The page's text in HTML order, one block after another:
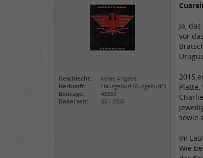
Geschlecht:
keine Angabe
Herkunft:
Hausgeburt (Ausgeburt?)
Beiträge:
48869
Dabei seit:
05 / 2006
Ja,
vor
2015
Platte,
sowie
Im
Wie